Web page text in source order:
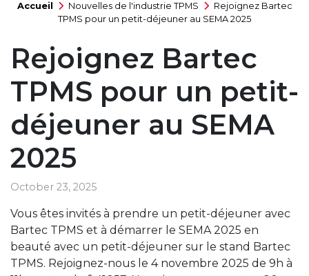
Accueil Nouvelles de l'industrie TPMS
Rejoignez Bartec
TPMS pour un petit-déjeuner au SEMA 2025
Rejoignez Bartec
TPMS pour un petit-
déjeuner au SEMA
2025
October 23, 2025
Vous êtes invités à prendre un petit-déjeuner avec
Bartec TPMS et à démarrer le SEMA 2025 en
beauté avec un petit-déjeuner sur le stand Bartec
TPMS. Rejoignez-nous le 4 novembre 2025 de 9h à